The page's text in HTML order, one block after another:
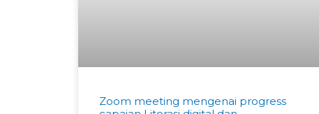
Zoom meeting mengenai progress